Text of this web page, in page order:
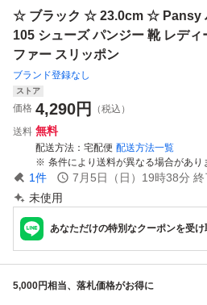
☆ ブラック ☆ 23.0cm ☆ Pansy
105 シューズ パンジー 靴 レデ
ファー スリッポン
ブランド登録なし
ストア
価格 4,290円
（税込）
送料 無料
配送方法 宅配便 配送方法一覧
条件により送料が異なる場合があり
1件 7月5日（日）19時38分 終
未使用
あなただけの特別なクーポンを受け
5,000円相当、落札価格がお得に